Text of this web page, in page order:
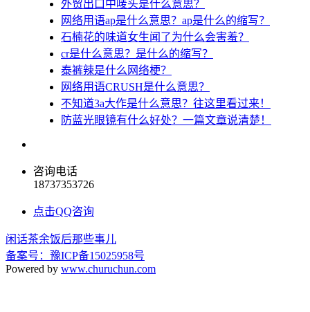
外贸出口中唛头是什么意思？
网络用语ap是什么意思？ap是什么的缩写？
石楠花的味道女生闻了为什么会害羞？
cr是什么意思？是什么的缩写？
泰裤辣是什么网络梗？
网络用语CRUSH是什么意思？
不知道3a大作是什么意思？往这里看过来！
防蓝光眼镜有什么好处？一篇文章说清楚！
咨询电话
18737353726
点击QQ咨询
闲话茶余饭后那些事儿
备案号：豫ICP备15025958号
Powered by www.churuchun.com